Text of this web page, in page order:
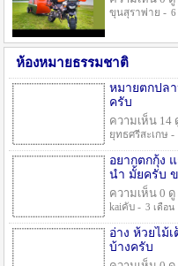
ขุนสุราพ่าย - 6
ห้องหมายธรรมชาติ
หมายตกปล
ครับ
ความเห็น 14
ยุทธศรีสะเกษ -
อยากตกกุ้ง
นำ มั้ยครับ
ความเห็น 0 ดู
kaiคับ - 3 เดือน
อ่าง ห้วยไม้
บ้างครับ